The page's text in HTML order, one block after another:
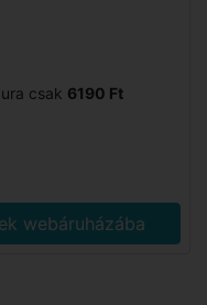
csak 6190 Ft
webáruházába